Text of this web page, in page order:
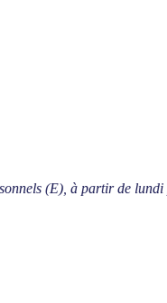
(E), à partir de